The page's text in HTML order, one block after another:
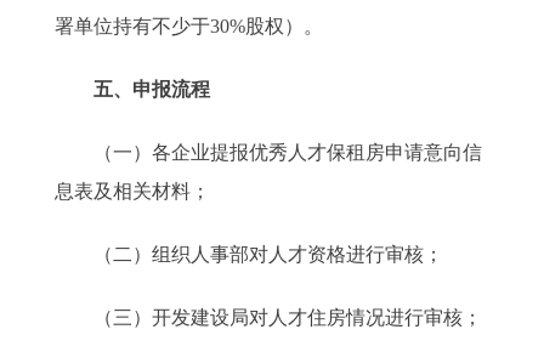
署单位持有不少于30%股权）。
五、申报流程
（一）各企业提报优秀人才保租房申请意向信
息表及相关材料；
（二）组织人事部对人才资格进行审核；
（三）开发建设局对人才住房情况进行审核；